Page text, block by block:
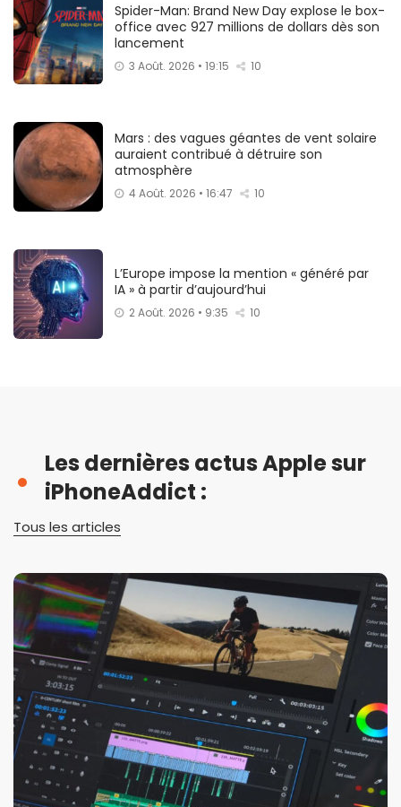
Spider-Man: Brand New Day explose le box-
office avec 927 millions de dollars dès son
lancement
3 Août. 2026 • 19:15 10
Mars : des vagues géantes de vent solaire
auraient contribué à détruire son
atmosphère
4 Août. 2026 • 16:47 10
L’Europe impose la mention « généré par
IA » à partir d’aujourd’hui
2 Août. 2026 • 9:35 10
Les dernières actus Apple sur
iPhoneAddict :
Tous les articles